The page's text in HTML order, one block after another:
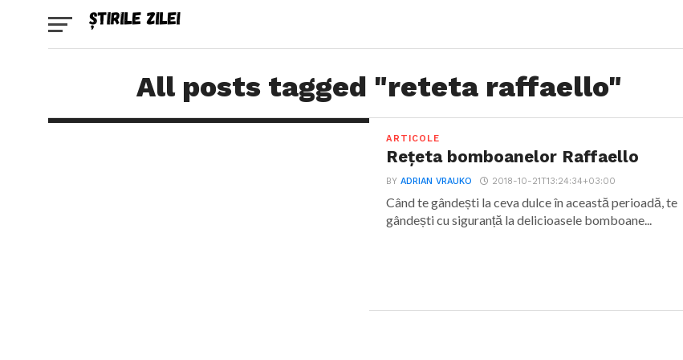
All posts tagged "reteta raffaello"
ARTICOLE
Rețeta bomboanelor Raffaello
BYADRIAN VRAUKO 2018-10-21T13:24:34+03:00
Când te gândești la ceva dulce în această perioadă, te
gândești cu siguranță la delicioasele bomboane...